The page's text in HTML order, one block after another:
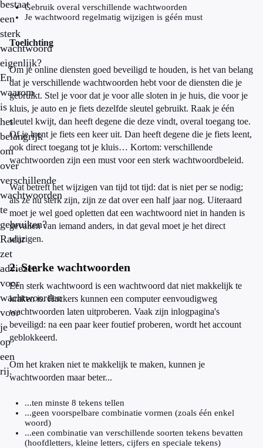
bestaat
een
sterk
wachtwoord
eigenlijk?
En
waarom
is
het
belangrijk
om
over
verschillende
wachtwoorden
te
gebruiken?
Radar
zet
adviezen
voor
wachtwoorden
voor
je
op
een
rij.
Gebruik overal verschillende wachtwoorden
Je wachtwoord regelmatig wijzigen is géén must
Toelichting
Om je online diensten goed beveiligd te houden, is het van belang
dat je verschillende wachtwoorden hebt voor de diensten die je
gebruikt. Stel je voor dat je voor alle sloten in je huis, die voor je
kluis, je auto en je fiets dezelfde sleutel gebruikt. Raak je één
sleutel kwijt, dan heeft degene die deze vindt, overal toegang toe.
Of je leent je fiets een keer uit. Dan heeft degene die je fiets leent,
ook direct toegang tot je kluis… Kortom: verschillende
wachtwoorden zijn een must voor een sterk wachtwoordbeleid.
Wat betreft het wijzigen van tijd tot tijd: dat is niet per se nodig;
als ze nu sterk zijn, zijn ze dat over een half jaar nog. Uiteraard
moet je wel goed opletten dat een wachtwoord niet in handen is
gevallen van iemand anders, in dat geval moet je het direct
wijzigen.
2. Sterke wachtwoorden
Een sterk wachtwoord is een wachtwoord dat niet makkelijk te
kraken is. Hackers kunnen een computer eenvoudigweg
wachtwoorden laten uitproberen. Vaak zijn inlogpagina's
beveiligd: na een paar keer foutief proberen, wordt het account
geblokkeerd.
Om het kraken niet te makkelijk te maken, kunnen je
wachtwoorden maar beter...
...ten minste 8 tekens tellen
...geen voorspelbare combinatie vormen (zoals één enkel
woord)
...een combinatie van verschillende soorten tekens bevatten
(hoofdletters, kleine letters, cijfers en speciale tekens)